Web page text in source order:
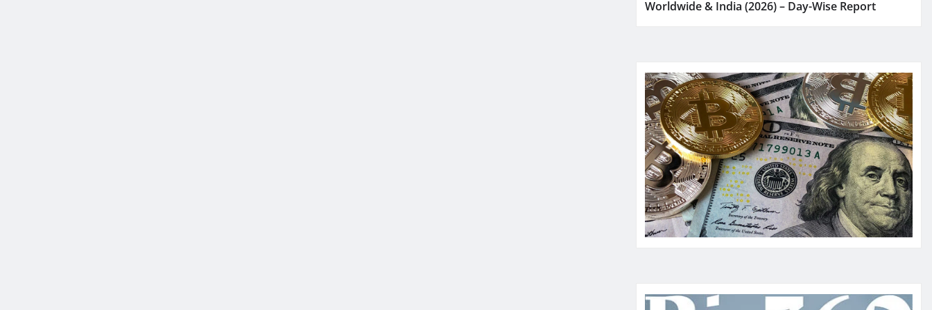
Worldwide & India (2026) – Day-Wise Report